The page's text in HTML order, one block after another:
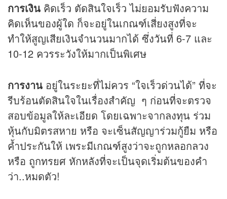
การเงิน คิดเร็ว ตัดสินใจเร็ว ไม่ยอมรับฟังความ
คิดเห็นของผู้ใด ก็จะอยู่ในเกณฑ์เสี่ยงสูงที่จะ
ทำให้สูญเสียเงินจำนวนมากได้ ซึ่งวันที่ 6-7 และ
10-12 ควรระวังให้มากเป็นพิเศษ
การงาน อยู่ในระยะที่ไม่ควร “ใจเร็วด่วนได้” ที่จะ
รีบร้อนตัดสินใจในเรื่องสำคัญ ๆ ก่อนที่จะตรวจ
สอบข้อมูลให้ละเอียด โดยเฉพาะจากลงทุน ร่วม
หุ้นกับมิตรสหาย หรือ จะเซ็นสัญญาร่วมกู้ยืม หรือ
ค้ำประกันให้ เพระมีเกณฑ์สูงว่าจะถูกหลอกลวง
หรือ ถูกทรยศ หักหลังที่จะเป็นจุดเริ่มต้นของคำ
ว่า..หมดตัว!